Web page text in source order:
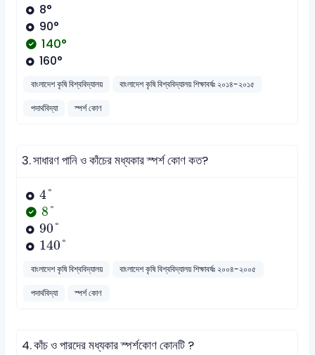
8°
90°
140°
160°
বাংলাদেশ কৃষি বিশ্ববিদ্যালয়
বাংলাদেশ কৃষি বিশ্ববিদ্যালয় শিক্ষাবর্ষঃ ২০১৪-২০১৫
পদার্থবিদ্যা
স্পর্শ কোণ
3.সাধারণ পানি ও কাঁচের মধ্যকার স্পর্শ কোণ কত?
4°
4°
8°
8°
90°
90°
140°
140°
বাংলাদেশ কৃষি বিশ্ববিদ্যালয়
বাংলাদেশ কৃষি বিশ্ববিদ্যালয় শিক্ষাবর্ষঃ ২০০৪-২০০৫
পদার্থবিদ্যা
স্পর্শ কোণ
4.কাঁচ ও পারদের মধ্যকার স্পর্শকোণ কোনটি ?